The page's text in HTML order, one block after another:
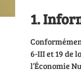
1.
6-III et 19 de
l’Économie